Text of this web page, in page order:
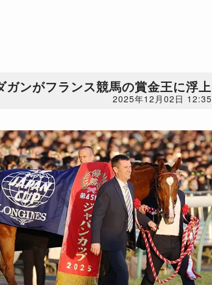
ンがフランス競馬の賞金王に浮上
2025年12月02日 12:35